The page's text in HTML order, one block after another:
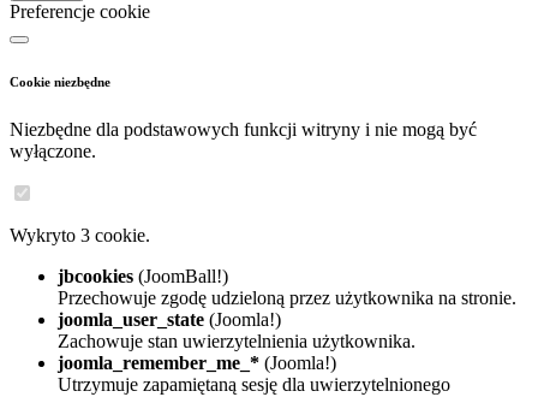
Preferencje cookie
Cookie niezbędne
Niezbędne dla podstawowych funkcji witryny i nie mogą być
wyłączone.
Wykryto 3 cookie.
jbcookies (JoomBall!)
Przechowuje zgodę udzieloną przez użytkownika na stronie.
joomla_user_state (Joomla!)
Zachowuje stan uwierzytelnienia użytkownika.
joomla_remember_me_* (Joomla!)
Utrzymuje zapamiętaną sesję dla uwierzytelnionego